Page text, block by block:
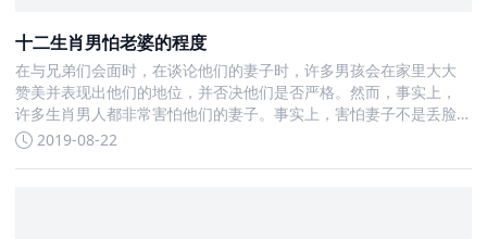
十二生肖男怕老婆的程度
在与兄弟们会面时，在谈论他们的妻子时，许多男孩会在家里大大
赞美并表现出他们的地位，并否决他们是否严格。然而，事实上，
许多生肖男人都非常害怕他们的妻子。事实上，害怕妻子不是丢脸
的问题2019-08-22